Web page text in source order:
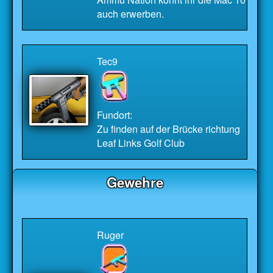
auch erwerben.
Tec9
Fundort:
Zu finden auf der Brücke richtung
Leaf Links Golf Club
Gewehre
Ruger